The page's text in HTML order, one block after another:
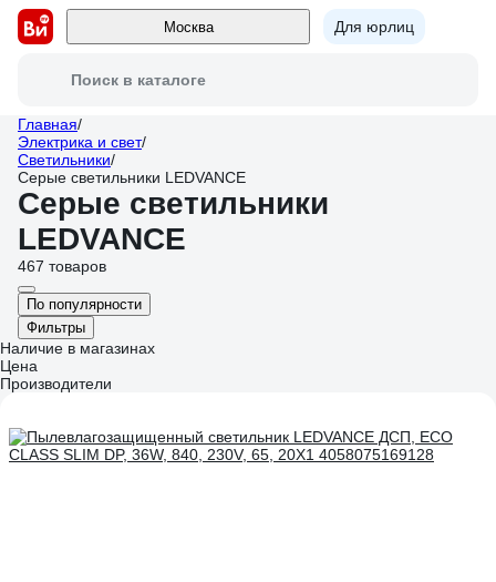
Москва Для юрлиц
Поиск в каталоге
Главная/
Электрика и свет/
Светильники/
Серые светильники LEDVANCE
Серые светильники
LEDVANCE
467 товаров
По популярности
Фильтры
Наличие в магазинах
Цена
Производители